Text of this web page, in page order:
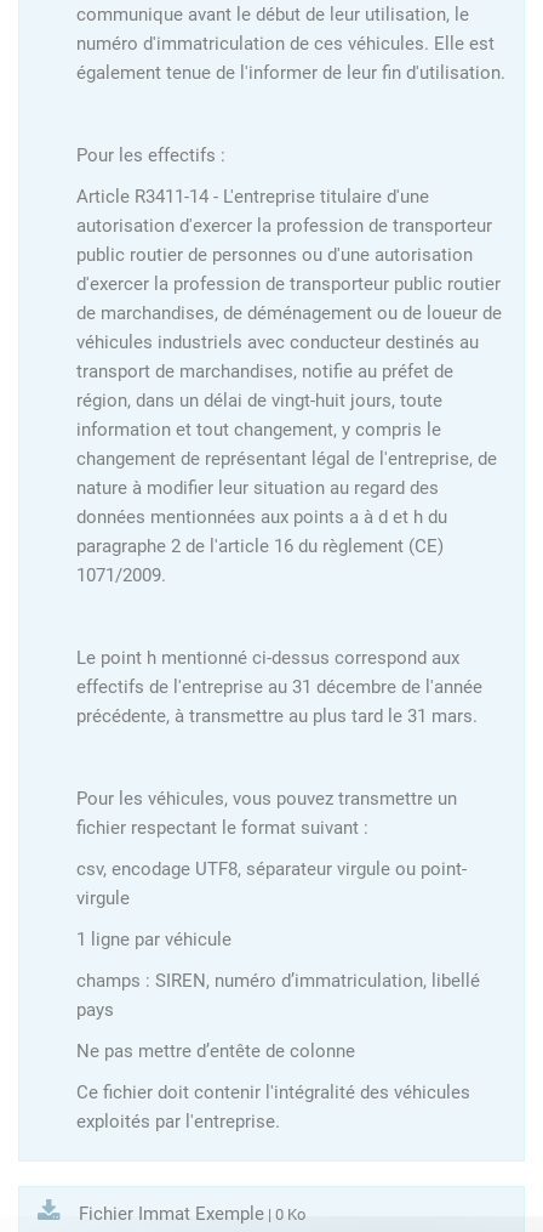
communique avant le début de leur utilisation, le
numéro d'immatriculation de ces véhicules. Elle est
également tenue de l'informer de leur fin d'utilisation.
Pour les effectifs :
Article R3411-14 - L'entreprise titulaire d'une
autorisation d'exercer la profession de transporteur
public routier de personnes ou d'une autorisation
d'exercer la profession de transporteur public routier
de marchandises, de déménagement ou de loueur de
véhicules industriels avec conducteur destinés au
transport de marchandises, notifie au préfet de
région, dans un délai de vingt-huit jours, toute
information et tout changement, y compris le
changement de représentant légal de l'entreprise, de
nature à modifier leur situation au regard des
données mentionnées aux points a à d et h du
paragraphe 2 de l'article 16 du règlement (CE)
1071/2009.
Le point h mentionné ci-dessus correspond aux
effectifs de l'entreprise au 31 décembre de l'année
précédente, à transmettre au plus tard le 31 mars.
Pour les véhicules, vous pouvez transmettre un
fichier respectant le format suivant :
csv, encodage UTF8, séparateur virgule ou point-
virgule
1 ligne par véhicule
champs : SIREN, numéro d’immatriculation, libellé
pays
Ne pas mettre d’entête de colonne
Ce fichier doit contenir l'intégralité des véhicules
exploités par l'entreprise.
Fichier Immat Exemple | 0 Ko